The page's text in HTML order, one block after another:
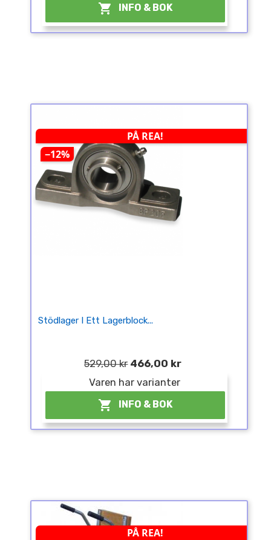
 INFO & BOK
PÅ REA!
−12%
Stödlager I Ett Lagerblock...
529,00 kr 466,00 kr
Varen har varianter
 INFO & BOK
PÅ REA!